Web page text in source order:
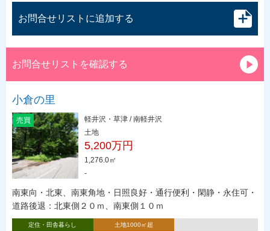
お問合せリストに追加する
お問合せリストを確認する
小倉の里
売買
軽井沢・草津 / 南軽井沢
土地
5,200万円
1,276.0㎡
-
南東向・北東、南東角地・日照良好・通行便利・閑静・永住可・
道路後退：北東側２０ｍ、南東側１０ｍ
定住・田舎暮らし 土地1000㎡超